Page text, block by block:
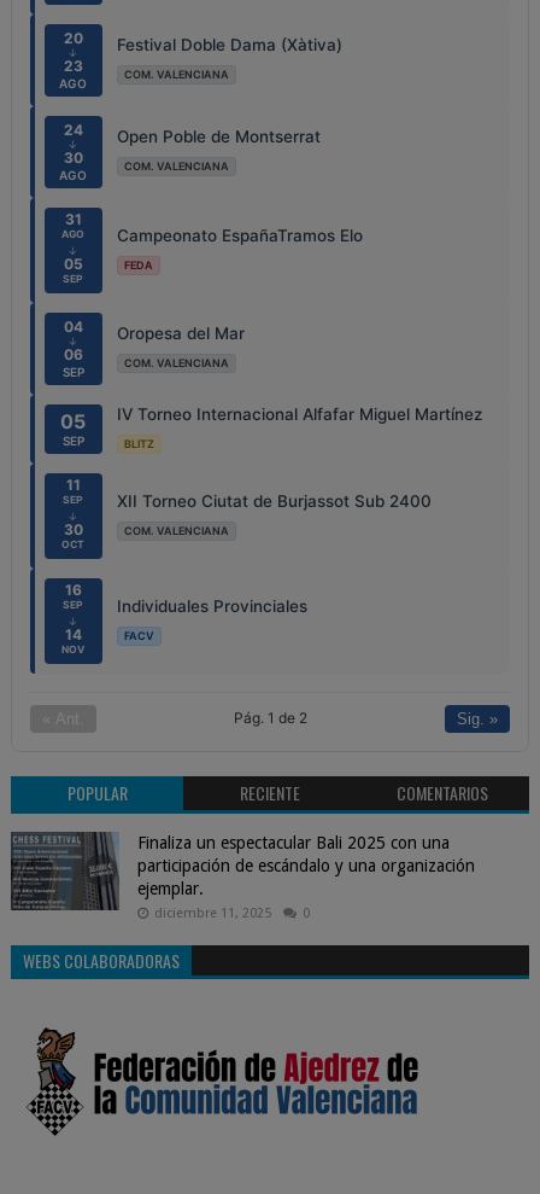
20
↓
23
AGO
Festival Doble Dama (Xàtiva)
COM. VALENCIANA
24
↓
30
AGO
Open Poble de Montserrat
COM. VALENCIANA
31
AGO
↓
05
SEP
Campeonato EspañaTramos Elo
FEDA
04
↓
06
SEP
Oropesa del Mar
COM. VALENCIANA
05
SEP
IV Torneo Internacional Alfafar Miguel Martínez
BLITZ
11
SEP
↓
30
OCT
XII Torneo Ciutat de Burjassot Sub 2400
COM. VALENCIANA
16
SEP
↓
14
NOV
Individuales Provinciales
FACV
« Ant. Pág. 1 de 2 Sig. »
POPULAR RECIENTE COMENTARIOS
Finaliza un espectacular Bali 2025 con una
participación de escándalo y una organización
ejemplar.
diciembre 11, 2025 0
WEBS COLABORADORAS